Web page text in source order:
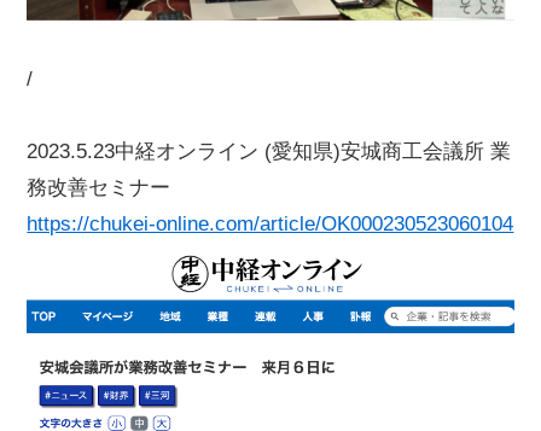
/
2023.5.23中経オンライン (愛知県)安城商工会議所 業
務改善セミナー
https://chukei-online.com/article/OK000230523060104